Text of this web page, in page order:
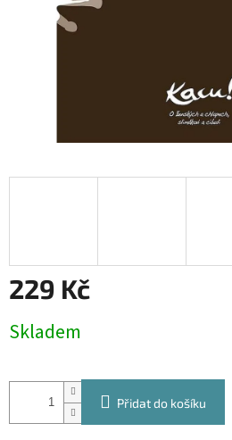
229 Kč
cena:
Skladem
Přidat do košíku